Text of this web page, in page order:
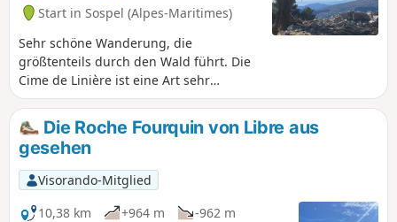
Start in Sospel (Alpes-Maritimes)
Sehr schöne Wanderung, die
größtenteils durch den Wald führt. Die
Cime de Linière ist eine Art sehr
angenehmes Grasplateau, das einen
wunderschönen Ausblick bis zum
Estérel bietet. Der Rückweg durch die
Bunker lässt uns die Geschichte dieser
Befestigungsanlagen wiedererleben,
die im Juni 1940 beim italienischen
Angriff das Feuer eröffneten.
Die Roche Fourquin von Libre aus
gesehen
Visorando-Mitglied
10,38 km
+964 m
-962 m